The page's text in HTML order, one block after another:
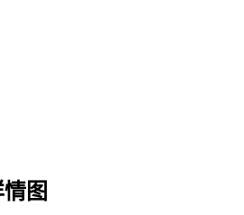
图